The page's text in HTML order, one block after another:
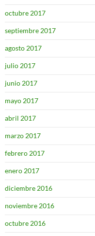
octubre 2017
septiembre 2017
agosto 2017
julio 2017
junio 2017
mayo 2017
abril 2017
marzo 2017
febrero 2017
enero 2017
diciembre 2016
noviembre 2016
octubre 2016